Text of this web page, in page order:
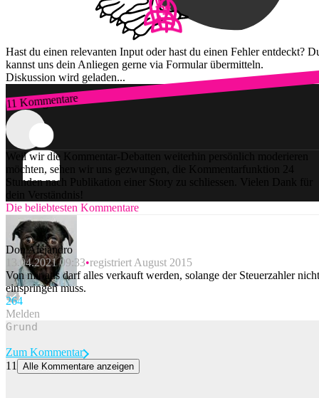
Hast du einen relevanten Input oder hast du einen Fehler entdeckt?
kannst uns dein Anliegen gerne via Formular übermitteln.
Diskussion wird geladen...
11 Kommentare
Zum Login
Weil wir die Kommentar-Debatten weiterhin persönlich moderieren
möchten, sehen wir uns gezwungen, die Kommentarfunktion 24
Stunden nach Publikation einer Story zu schliessen. Vielen Dank für
dein Verständnis!
Die beliebtesten Kommentare
Don Alejandro
13.04.2021 09:33 registriert August 2015
Von mir aus darf alles verkauft werden, solange der Steuerzahler nicht
einspringen muss.
264
Melden
Zum Kommentar
11
Alle Kommentare anzeigen